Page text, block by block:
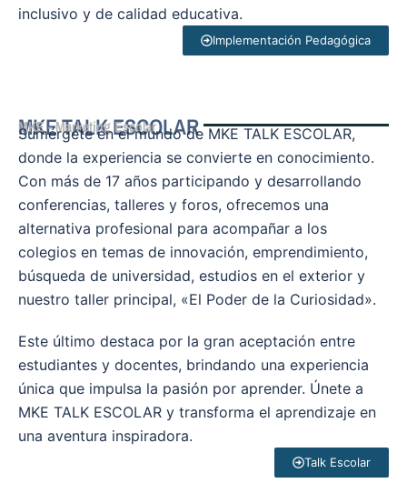
inclusivo y de calidad educativa.
Implementación Pedagógica
MKE TALK ESCOLAR
MKE - Marketing Escolar
Sumérgete en el mundo de MKE TALK ESCOLAR,
donde la experiencia se convierte en conocimiento.
Con más de 17 años participando y desarrollando
conferencias, talleres y foros, ofrecemos una
alternativa profesional para acompañar a los
colegios en temas de innovación, emprendimiento,
búsqueda de universidad, estudios en el exterior y
nuestro taller principal, «El Poder de la Curiosidad».
Este último destaca por la gran aceptación entre
estudiantes y docentes, brindando una experiencia
única que impulsa la pasión por aprender. Únete a
MKE TALK ESCOLAR y transforma el aprendizaje en
una aventura inspiradora.
Talk Escolar